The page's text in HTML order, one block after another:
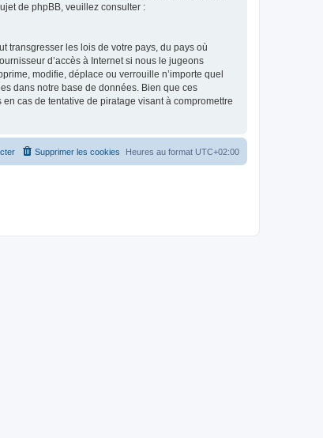
de phpBB, veuillez consulter :
transgresser les lois de votre pays, du pays où
d’accès à Internet si nous le jugeons
modifie, déplace ou verrouille n’importe quel
dans notre base de données. Bien que ces
cas de tentative de piratage visant à compromettre
Heures au format UTC+02:00
Supprimer les cookies